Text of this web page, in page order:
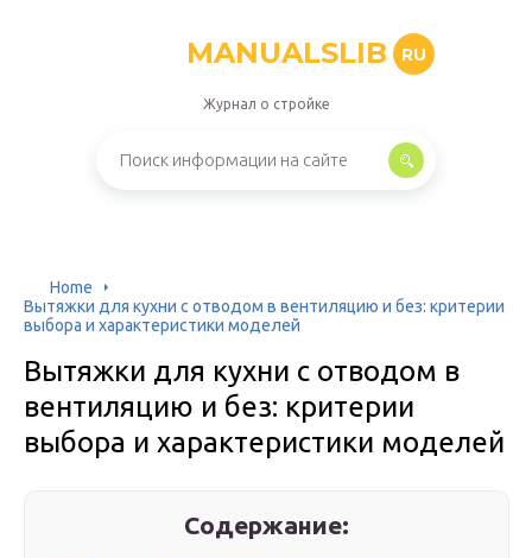
MANUALSLIB RU
Журнал о стройке
Home
Вытяжки для кухни с отводом в вентиляцию и без: критерии
выбора и характеристики моделей
Вытяжки для кухни с отводом в
вентиляцию и без: критерии
выбора и характеристики моделей
Содержание: